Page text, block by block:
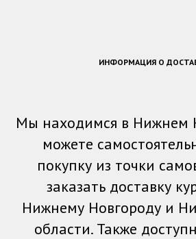
ИНФОРМАЦИЯ О
Мы находимся в Нижнем
можете
покупку из точки
заказать доставку
Нижнему Новгороду и
области. Также